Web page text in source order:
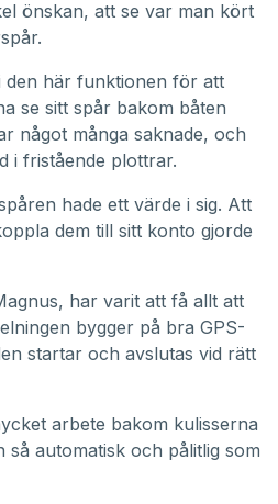
önskan, att se var man kört
den här funktionen för att
se sitt spår bakom båten
något många saknade, och
i fristående plottrar.
hade ett värde i sig. Att
dem till sitt konto gjorde
har varit att få allt att
bygger på bra GPS-
startar och avslutas vid rätt
arbete bakom kulisserna
automatisk och pålitlig som